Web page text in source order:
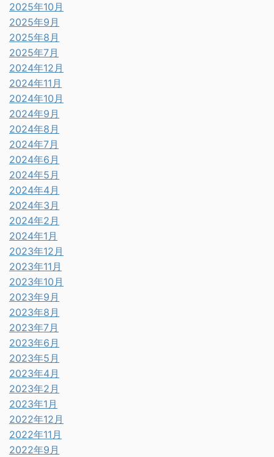
2025年10月
2025年9月
2025年8月
2025年7月
2024年12月
2024年11月
2024年10月
2024年9月
2024年8月
2024年7月
2024年6月
2024年5月
2024年4月
2024年3月
2024年2月
2024年1月
2023年12月
2023年11月
2023年10月
2023年9月
2023年8月
2023年7月
2023年6月
2023年5月
2023年4月
2023年2月
2023年1月
2022年12月
2022年11月
2022年9月